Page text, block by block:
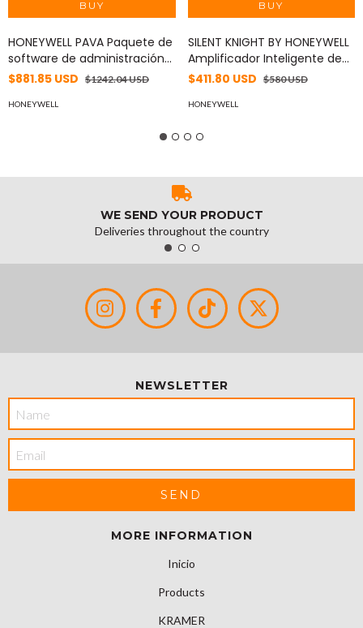
HONEYWELL PAVA Paquete de
software de administración
X-SMART, incluye 1 Servidor y
$881.85 USD $1242.04 USD
HONEYWELL
SILENT KNIGHT BY HONEYWELL
Amplificador Inteligente de
125 Watts para Sistema de
Fuente de Alimentación y
ECS125W
$411.80 USD $580 USD
HONEYWELL
WE SEND YOUR PRODUCT
Deliveries throughout the country
NEWSLETTER
MORE INFORMATION
Inicio
Products
KRAMER